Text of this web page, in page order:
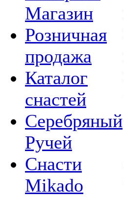
Магазин
Розничная
продажа
Каталог
снастей
Серебряный
Ручей
Снасти
Mikado